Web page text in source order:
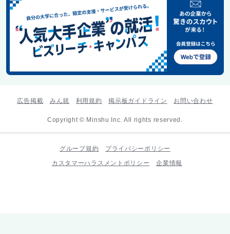
広告掲載 みん就 利用規約 掲示板ガイドライン お問い合わせ
Copyright © Minshu Inc. All rights reserved.
グループ規約
プライバシーポリシー
カスタマーハラスメントポリシー
企業情報